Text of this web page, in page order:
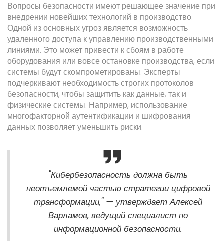
Вопросы безопасности имеют решающее значение при
внедрении новейших технологий в производство.
Одной из основных угроз является возможность
удаленного доступа к управлению производственными
линиями. Это может привести к сбоям в работе
оборудования или вовсе остановке производства, если
системы будут скомпрометированы. Эксперты
подчеркивают необходимость строгих протоколов
безопасности, чтобы защитить как данные, так и
физические системы. Например, использование
многофакторной аутентификации и шифрования
данных позволяет уменьшить риски.
"Кибербезопасность должна быть
неотъемлемой частью стратегии цифровой
трансформации," — утверждает Алексей
Варламов, ведущий специалист по
информационной безопасности.